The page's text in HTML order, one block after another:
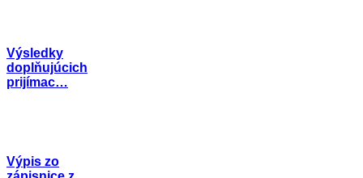
Výsledky
doplňujúcich
prijímac…
Výpis zo